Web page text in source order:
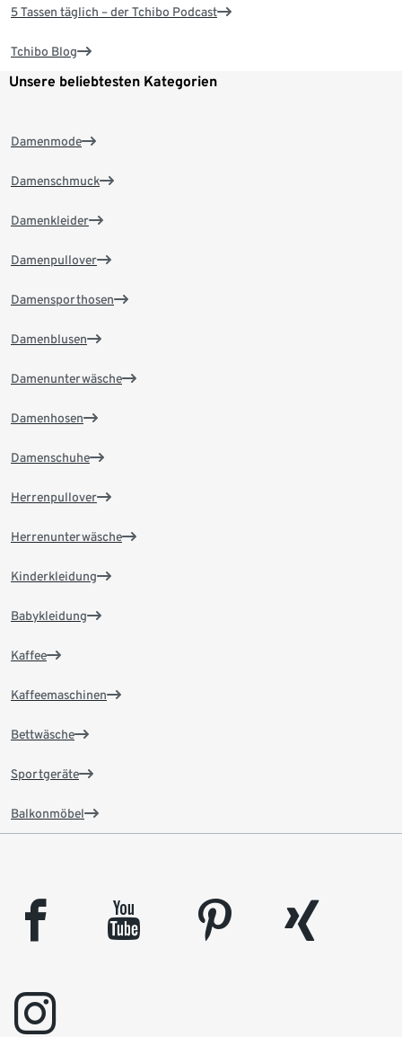
5 Tassen täglich – der Tchibo Podcast
Tchibo Blog
Unsere beliebtesten Kategorien
Damenmode
Damenschmuck
Damenkleider
Damenpullover
Damensporthosen
Damenblusen
Damenunterwäsche
Damenhosen
Damenschuhe
Herrenpullover
Herrenunterwäsche
Kinderkleidung
Babykleidung
Kaffee
Kaffeemaschinen
Bettwäsche
Sportgeräte
Balkonmöbel
facebook youtube pinterest
xing
instagram